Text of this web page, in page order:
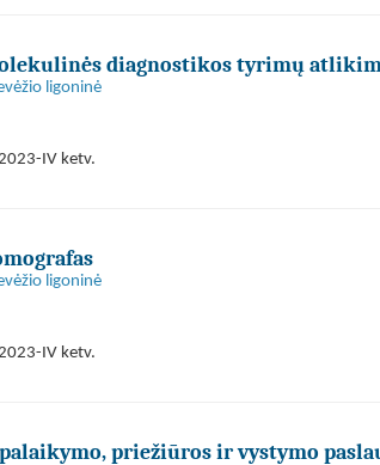
diagnostikos tyrimų
ligoninė
IV ketv.
ligoninė
IV ketv.
priežiūros ir vystymo